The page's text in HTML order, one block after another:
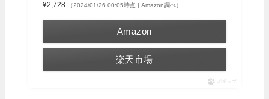
¥2,728 （2024/01/26 00:05時点 | Amazon調べ）
Amazon
楽天市場
ポチップ